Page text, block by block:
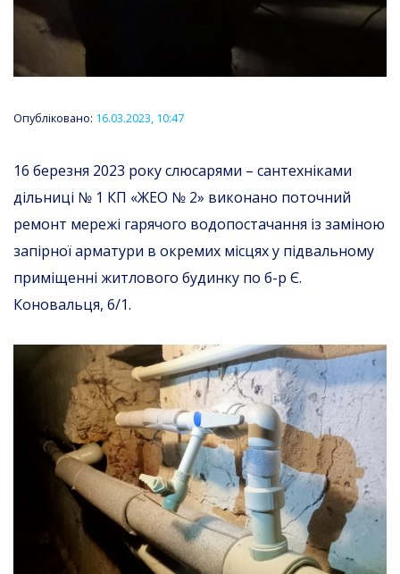
Опубліковано: 16.03.2023, 10:47
16 березня 2023 року слюсарями – сантехніками
дільниці № 1 КП «ЖЕО № 2» виконано поточний
ремонт мережі гарячого водопостачання із заміною
запірної арматури в окремих місцях у підвальному
приміщенні житлового будинку по б-р Є.
Коновальця, 6/1.